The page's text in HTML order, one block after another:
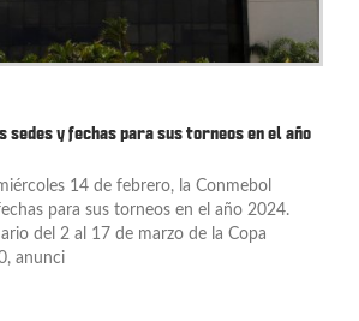
sedes y fechas para sus torneos en el año
14 de febrero, la Conmebol
para sus torneos en el año 2024.
del 2 al 17 de marzo de la Copa
anunci